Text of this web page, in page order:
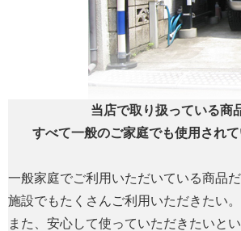
当店で取り扱っている商
すべて一般のご家庭でも使用されて
一般家庭でご利用いただいている商品
施設でもたくさんご利用いただきたい。
また、安心して使っていただきたいと